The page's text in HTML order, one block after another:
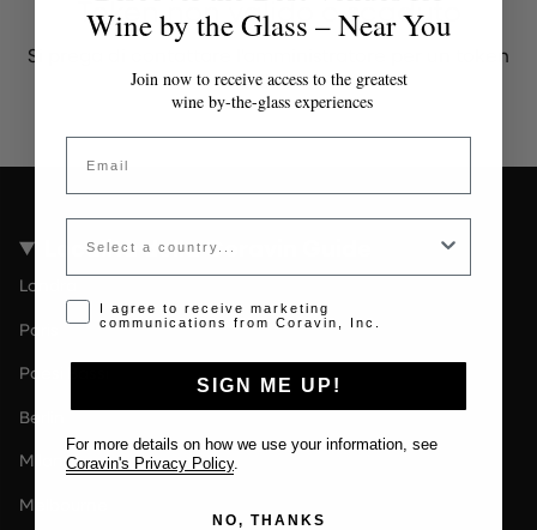
Token non valido o scaduto
Si prega di contattare l'amministratore per un token
valido.
Località della Coravin Guide
Londra
Paris
Paesi Bassi
Berlin
Milano
Melbourne
Wine by the Glass – Near You
Join now to receive access to the greatest
wine by-the-glass experiences
Email
Country
Opt-in disclaimer
I agree to receive marketing
communications from Coravin, Inc.
SIGN ME UP!
For more details on how we use your information, see
Coravin's Privacy Policy.
NO, THANKS